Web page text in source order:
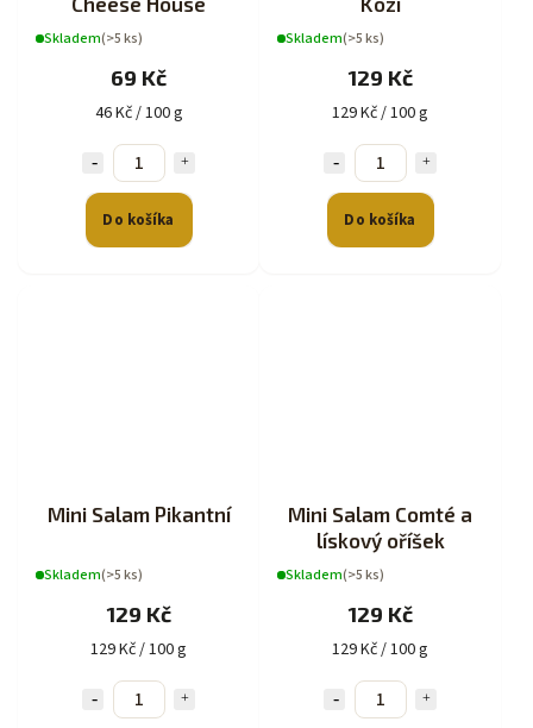
Skladem(>5 ks)
69 Kč
46 Kč / 100 g
Do košíka
Skladem(>5 ks)
129 Kč
129 Kč / 100 g
Do košíka
Mini Salam Pikantní
Skladem(>5 ks)
129 Kč
129 Kč / 100 g
Mini Salam Comté a
lískový oříšek
Skladem(>5 ks)
129 Kč
129 Kč / 100 g